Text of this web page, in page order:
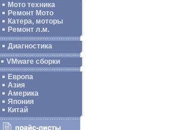
Мото техника
Ремонт Мото
Катера, моторы
Ремонт л.м.
Диагностика
VMware сборки
Европа
Азия
Америка
Япония
Китай